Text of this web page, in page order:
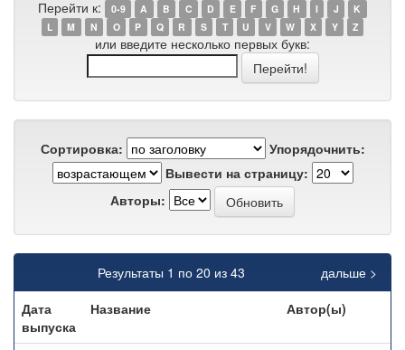
Перейти к: 0-9 A B C D E F G H I J
K
L
M N O P Q R S T U V W X Y Z
или введите несколько первых букв:
Сортировка:
Упорядочнить:
Вывести на страницу:
Авторы:
Результаты 1 по 20 из 43
дальше >
Дата
выпуска
Название Автор(ы)